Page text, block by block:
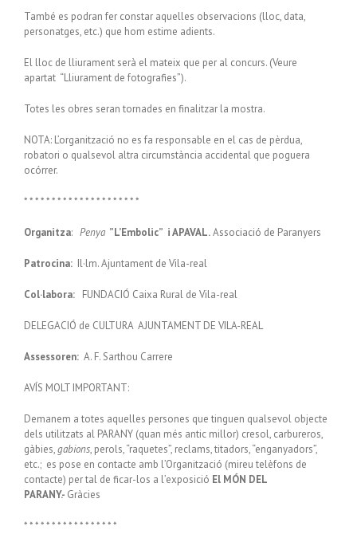
També es podran fer constar aquelles observacions (lloc, data,
personatges, etc.) que hom estime adients.
El lloc de lliurament serà el mateix que per al concurs. (Veure
apartat “Lliurament de fotografies”).
Totes les obres seran tornades en finalitzar la mostra.
NOTA: L’organització no es fa responsable en el cas de pèrdua,
robatori o qualsevol altra circumstància accidental que poguera
ocórrer.
* * * * * * * * * * * * * * * * * * * * *
Organitza: Penya ”L’Embolic” iAPAVAL.Associació de Paranyers
Patrocina: Il·lm. Ajuntament de Vila-real
Col·labora: FUNDACIÓ Caixa Rural de Vila-real
DELEGACIÓ de CULTURA AJUNTAMENT DE VILA-REAL
Assessoren: A. F. Sarthou Carrere
AVÍS MOLT IMPORTANT:
Demanem a totes aquelles persones que tinguen qualsevol objecte
dels utilitzats al PARANY (quan més antic millor) cresol, carbureros,
gàbies,gabions, perols, “raquetes”, reclams, titadors, “enganyadors”,
etc.; es pose en contacte amb l’Organització (mireu telèfons de
contacte) per tal de ficar-los a l’exposició El MÓN DEL
PARANY.- Gràcies
* * * * * * * * * * * * * * * * *